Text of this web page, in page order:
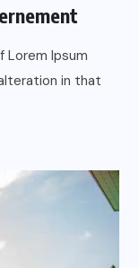
Lorem Ipsum
in that